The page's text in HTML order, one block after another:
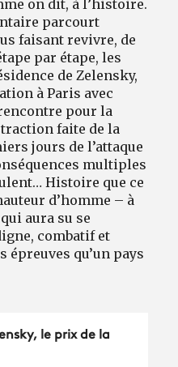
on dit, à l’histoire.
parcourt
faisant revivre, de
par étape, les
de Zelensky,
à Paris avec
pour la
faite de la
jours de l’attaque
multiples
Histoire que ce
d’homme – à
aura su se
combatif et
épreuves qu’un pays
le prix de la